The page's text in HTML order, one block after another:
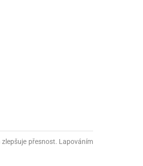
přesnost. Lapováním